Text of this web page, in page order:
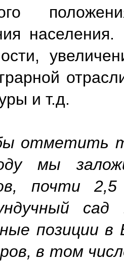
и т.д.
отметить
мы
почти
позиции
в том